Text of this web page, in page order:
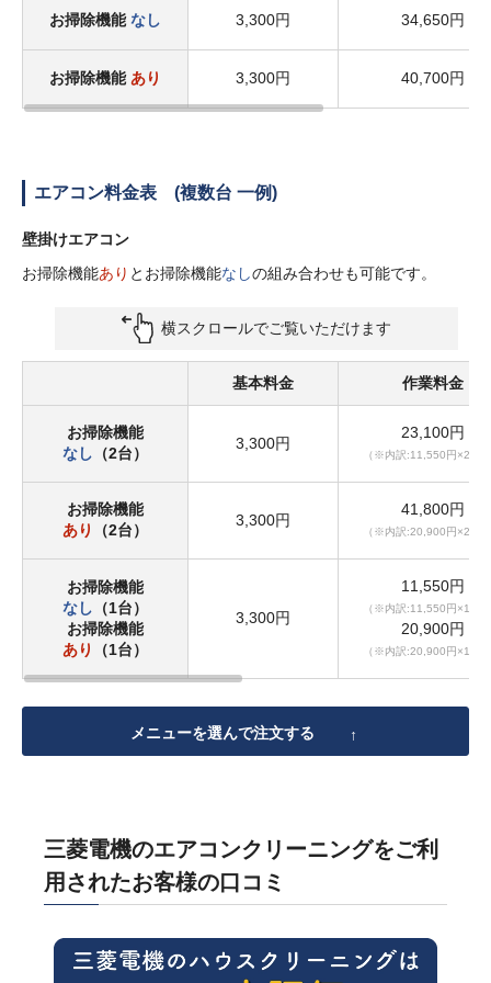
お掃除機能なし 3,300円 34,650円
お掃除機能 あり 3,300円 40,700円
エアコン料金表 (複数台 一例)
壁掛けエアコン
お掃除機能あり とお掃除機能なしの組み合わせも可能です。
横スクロールでご覧いただけます
基本料金 作業料金
お掃除機能
なし （2台）
3,300円
23,100円
（※内訳:11,550円×2台
お掃除機能
あり
（2台）
3,300円
41,800円
（※内訳:20,900円×2台
お掃除機能
なし （1台）
お掃除機能
あり
（1台）
3,300円
11,550円
（※内訳:11,550円×1台
20,900円
（※内訳:20,900円×1台
メニューを選んで注文する
三菱電機のエアコンクリーニングをご利
用されたお客様の口コミ